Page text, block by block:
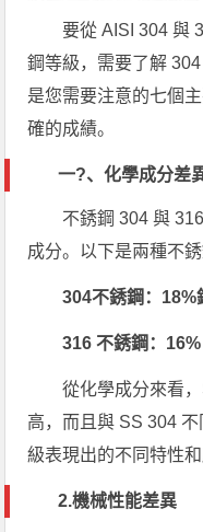
要從 AISI 304 與
鋼等級，需要了解
是您需要注意的七個
確的成績。
一?、化學成分差
不銹鋼 304 與
成分。以下是兩種不
304不銹鋼：18%
316 不銹鋼：
從化學成分來看
高，而且與 SS 304
級表現出的不同特性
2.機械性能差異